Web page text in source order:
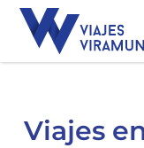
Viajes